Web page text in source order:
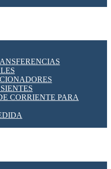
CORRIENTE PARA